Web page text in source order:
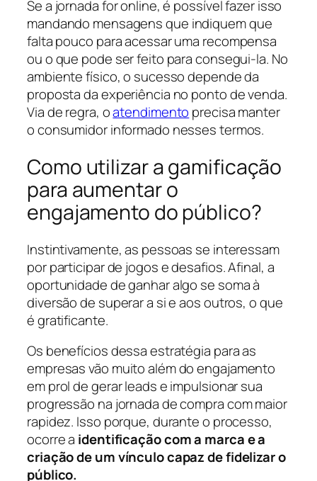
Se a jornada for online, é possível fazer isso
mandando mensagens que indiquem que
falta pouco para acessar uma recompensa
ou o que pode ser feito para consegui-la. No
ambiente físico, o sucesso depende da
proposta da experiência no ponto de venda.
Via de regra, oatendimento precisa manter
o consumidor informado nesses termos.
Como utilizar a gamificação
para aumentar o
engajamento do público?
Instintivamente, as pessoas se interessam
por participar de jogos e desafios. Afinal, a
oportunidade de ganhar algo se soma à
diversão de superar a si e aos outros, o que
é gratificante.
Os benefícios dessa estratégia para as
empresas vão muito além do engajamento
em prol de gerar leads e impulsionar sua
progressão na jornada de compra com maior
rapidez. Isso porque, durante o processo,
ocorre a identificação com a marca e a
criação de um vínculo capaz de fidelizar o
público.